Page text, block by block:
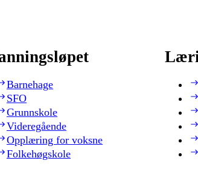
Barnehage
SFO
Grunnskole
Videregående
Opplæring for voksne
Folkehøgskole